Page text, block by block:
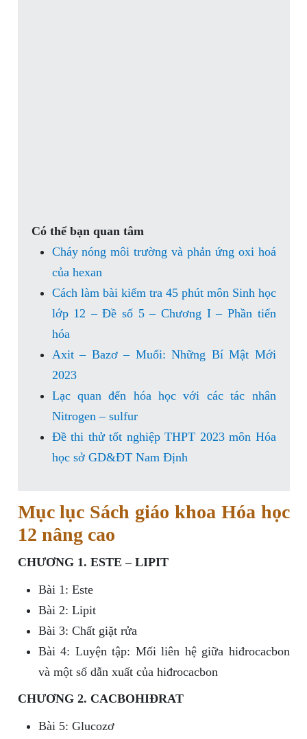
Có thể bạn quan tâm
Cháy nóng môi trường và phản ứng oxi hoá
của hexan
Cách làm bài kiểm tra 45 phút môn Sinh học
lớp 12 – Đề số 5 – Chương I – Phần tiến
hóa
Axit – Bazơ – Muối: Những Bí Mật Mới
2023
Lạc quan đến hóa học với các tác nhân
Nitrogen – sulfur
Đề thi thử tốt nghiệp THPT 2023 môn Hóa
học sở GD&ĐT Nam Định
Mục lục Sách giáo khoa Hóa học
12 nâng cao
CHƯƠNG 1. ESTE – LIPIT
Bài 1: Este
Bài 2: Lipit
Bài 3: Chất giặt rửa
Bài 4: Luyện tập: Mối liên hệ giữa hiđrocacbon
và một số dẫn xuất của hiđrocacbon
CHƯƠNG 2. CACBOHIĐRAT
Bài 5: Glucozơ